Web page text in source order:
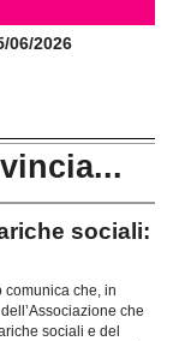
06/2026
sociali:
comunica che, in
che
sociali e del